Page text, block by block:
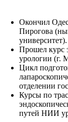
Окончил
Пирогова
университет).
Прошел курс
урологии (г.
Цикл
отделении
Курсы по
путей НИИ